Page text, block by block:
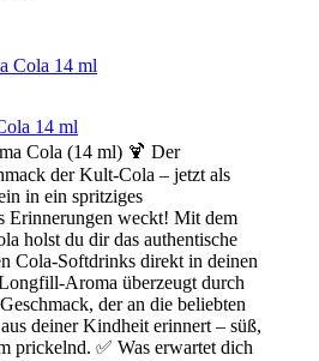
14 ml
Cola (14 ml) 🍹 Der
der Kult-Cola – jetzt als
in ein spritziges
Erinnerungen weckt! Mit dem
holst du dir das authentische
Cola-Softdrinks direkt in deinen
Longfill-Aroma überzeugt durch
der an die beliebten
deiner Kindheit erinnert – süß,
prickelnd. ✅ Was erwartet dich